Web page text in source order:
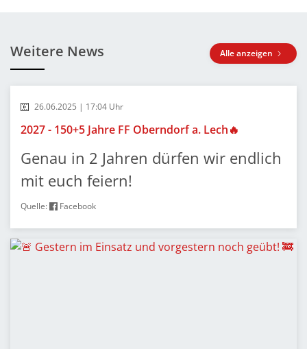
Weitere News Alle anzeigen
26.06.2025 | 17:04 Uhr
2027 - 150+5 Jahre FF Oberndorf a. Lech🔥
Genau in 2 Jahren dürfen wir endlich
mit euch feiern!
Quelle: Facebook